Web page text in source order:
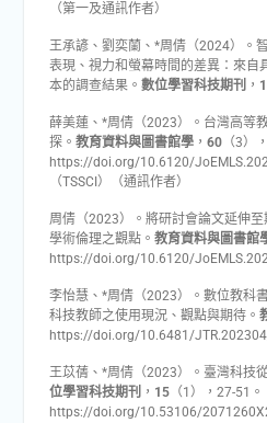
（第一及通訊作者）
王承諺、劉奕蘭、*周倩（2024）。
表現、視力和螢幕時間的差異：來自
本的調查結果。 數位學習科技期刊 ，
薛美蓮、*周倩（2023）。台灣高等
探。 教育資料與圖書館學， 60（3）
https://doi.org/10.6120/
（TSSCI）（通訊作者）
周倩（2023）。將研討會論文延伸
學術倫理之觀點。 教育資料與圖書館
https://doi.org/10.6120/
李怡慧、*周倩（2023）。數位教科
科技教師之使用現況、觀點與期待。
https://doi.org/10.6481/
王苡蒨、*周倩（2023）。臺灣科技
位學習科技期刊 ， 15（1），27-51。
https://doi.org/10.53106/